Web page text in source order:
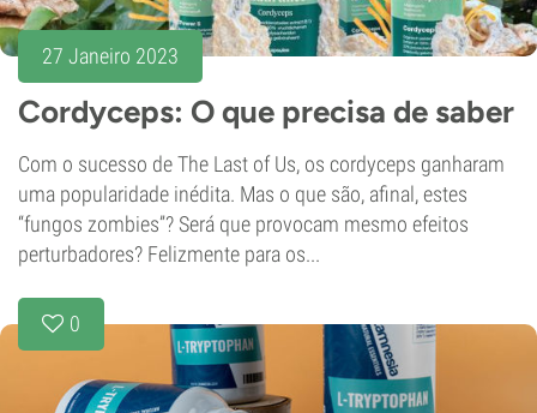
27 Janeiro 2023
Cordyceps: O que precisa de saber
Com o sucesso de The Last of Us, os cordyceps ganharam
uma popularidade inédita. Mas o que são, afinal, estes
“fungos zombies”? Será que provocam mesmo efeitos
perturbadores? Felizmente para os...
0